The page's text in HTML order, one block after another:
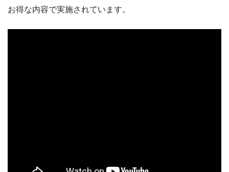
お得な内容で実施されています。